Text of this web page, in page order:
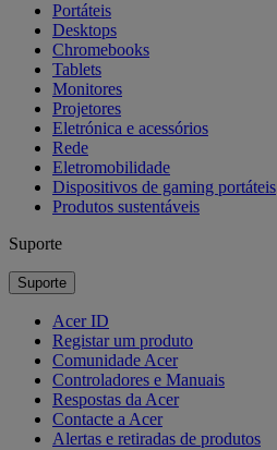
Portáteis
Desktops
Chromebooks
Tablets
Monitores
Projetores
Eletrónica e acessórios
Rede
Eletromobilidade
Dispositivos de gaming portáteis
Produtos sustentáveis
Suporte
Suporte
Acer ID
Registar um produto
Comunidade Acer
Controladores e Manuais
Respostas da Acer
Contacte a Acer
Alertas e retiradas de produtos